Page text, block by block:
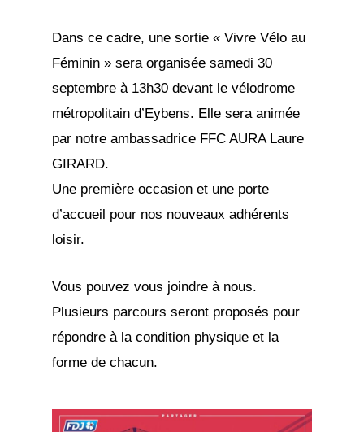
Dans ce cadre, une sortie « Vivre Vélo au
Féminin » sera organisée samedi 30
septembre à 13h30 devant le vélodrome
métropolitain d’Eybens. Elle sera animée
par notre ambassadrice FFC AURA Laure
GIRARD.
Une première occasion et une porte
d’accueil pour nos nouveaux adhérents
loisir.
Vous pouvez vous joindre à nous.
Plusieurs parcours seront proposés pour
répondre à la condition physique et la
forme de chacun.